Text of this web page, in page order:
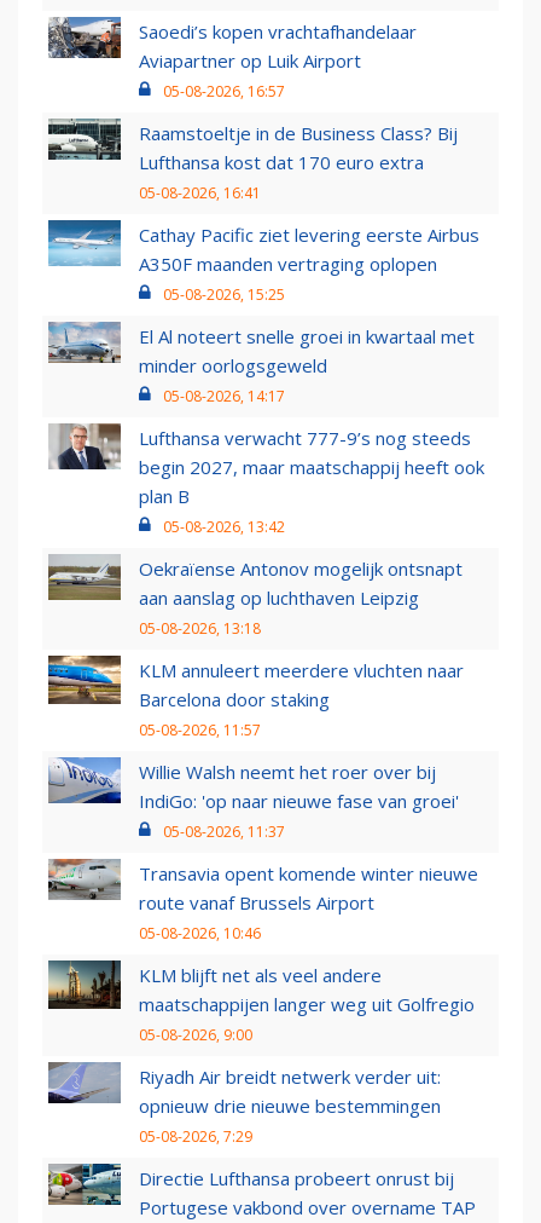
Saoedi’s kopen vrachtafhandelaar
Aviapartner op Luik Airport
05-08-2026, 16:57
Raamstoeltje in de Business Class? Bij
Lufthansa kost dat 170 euro extra
05-08-2026, 16:41
Cathay Pacific ziet levering eerste Airbus
A350F maanden vertraging oplopen
05-08-2026, 15:25
El Al noteert snelle groei in kwartaal met
minder oorlogsgeweld
05-08-2026, 14:17
Lufthansa verwacht 777-9’s nog steeds
begin 2027, maar maatschappij heeft ook
plan B
05-08-2026, 13:42
Oekraïense Antonov mogelijk ontsnapt
aan aanslag op luchthaven Leipzig
05-08-2026, 13:18
KLM annuleert meerdere vluchten naar
Barcelona door staking
05-08-2026, 11:57
Willie Walsh neemt het roer over bij
IndiGo: 'op naar nieuwe fase van groei'
05-08-2026, 11:37
Transavia opent komende winter nieuwe
route vanaf Brussels Airport
05-08-2026, 10:46
KLM blijft net als veel andere
maatschappijen langer weg uit Golfregio
05-08-2026, 9:00
Riyadh Air breidt netwerk verder uit:
opnieuw drie nieuwe bestemmingen
05-08-2026, 7:29
Directie Lufthansa probeert onrust bij
Portugese vakbond over overname TAP